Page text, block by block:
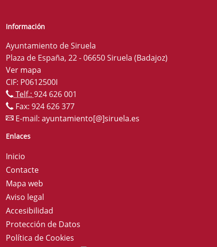
Información
Ayuntamiento de Siruela
Plaza de España, 22 - 06650 Siruela (Badajoz)
Ver mapa
CIF: P0612500I
Telf.: 924 626 001
Fax: 924 626 377
E-mail: ayuntamiento[@]siruela.es
Enlaces
Inicio
Contacte
Mapa web
Aviso legal
Accesibilidad
Protección de Datos
Política de Cookies